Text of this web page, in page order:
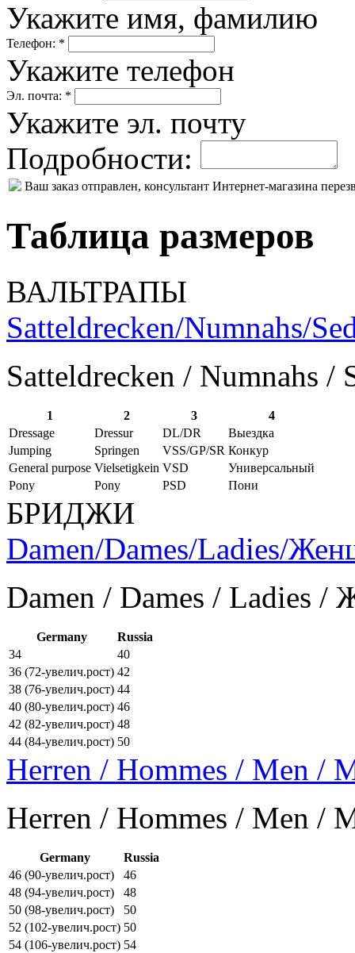
Укажите имя, фамилию
Телефон: *
Укажите телефон
Эл. почта: *
Укажите эл. почту
Подробности:
Ваш заказ отправлен, консультант Интернет-магазина
Таблица размеров
ВАЛЬТРАПЫ
Satteldrecken/Numnahs/
Satteldrecken / Numnahs /
1 2 3
4
Dressage
Dressur DL/DR
Выездка
Jumping
Springen VSS/GP/SR Конкур
General purpose Vielsetigkein VSD
Универсальный
Pony
Pony PSD Пони
БРИДЖИ
Damen/Dames/Ladies/
Damen / Dames / Ladies
Germany
Russia
34
40
36 (72-увелич.рост) 42
38 (76-увелич.рост) 44
40 (80-увелич.рост) 46
42 (82-увелич.рост) 48
44 (84-увелич.рост) 50
Herren / Hommes / Men /
Herren / Hommes / Men /
Germany
Russia
46 (90-увелич.рост)
46
48 (94-увелич.рост)
48
50 (98-увелич.рост)
50
52 (102-увелич.рост) 50
54 (106-увелич.рост) 54